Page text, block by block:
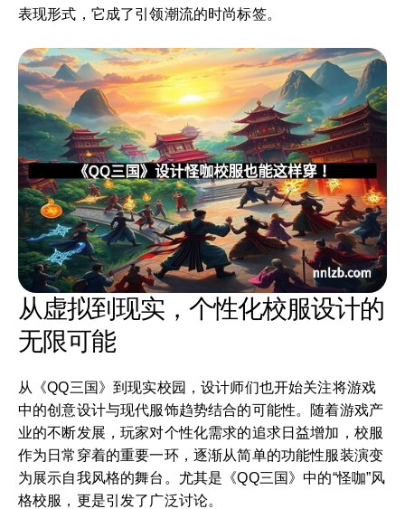
表现形式，它成了引领潮流的时尚标签。
从虚拟到现实，个性化校服设计的
无限可能
从《QQ三国》到现实校园，设计师们也开始关注将游戏
中的创意设计与现代服饰趋势结合的可能性。随着游戏产
业的不断发展，玩家对个性化需求的追求日益增加，校服
作为日常穿着的重要一环，逐渐从简单的功能性服装演变
为展示自我风格的舞台。尤其是《QQ三国》中的“怪咖”风
格校服，更是引发了广泛讨论。